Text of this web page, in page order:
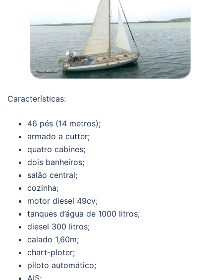
Características:
46 pés (14 metros);
armado a cutter;
quatro cabines;
dois banheiros;
salão central;
cozinha;
motor diesel 49cv;
tanques d’água de 1000 litros;
diesel 300 litros;
calado 1,60m;
chart-ploter;
piloto automático;
AIS;